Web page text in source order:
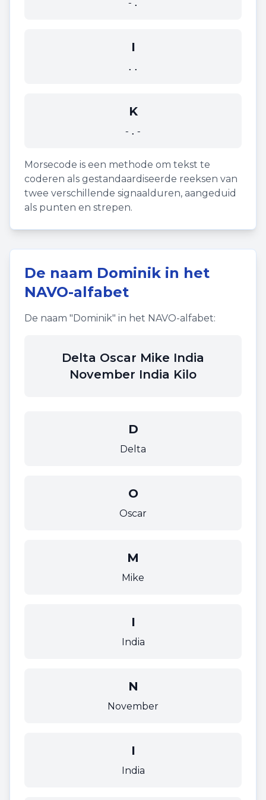
-.
I
..
K
-.-
Morsecode is een methode om tekst te
coderen als gestandaardiseerde reeksen van
twee verschillende signaalduren, aangeduid
als punten en strepen.
De naam Dominik in het
NAVO-alfabet
De naam "Dominik" in het NAVO-alfabet:
Delta Oscar Mike India
November India Kilo
D
Delta
O
Oscar
M
Mike
I
India
N
November
I
India